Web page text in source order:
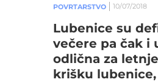
POVRTARSTVO 10/07/2018
Lubenice su
večere pa čak i
odlična za
krišku lubenice,